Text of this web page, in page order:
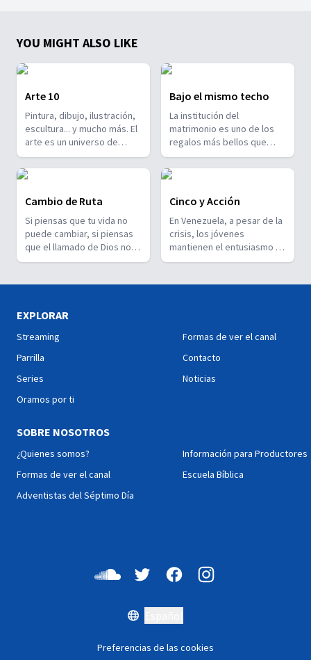
YOU MIGHT ALSO LIKE
Arte 10
Pintura, dibujo, ilustración,
escultura... y mucho más. El
arte es un universo de
expresión! Cualquiera que
sea tu favorita, aquí
encontrarás el espacio para
aprender más sobre ella.
Arte10.
Bajo el mismo techo
La institución del
matrimonio es uno de los
regalos más bellos que
Dios hizo para los seres
humanos... no obstante se
necesita desarrollar ciertas
habilidades para una sana
convivencia en pareja.
¿Cuáles son y cómo
podemos mejorarlas? En
esta serie recibirás
consejos y orientaciones
el mismo techo.
Cambio de Ruta
Si piensas que tu vida no
puede cambiar, si piensas
que el llamado de Dios no
puede llegar a ti, Cambio de
vida de 13 personas fue
aceptaron seguir el camino
Cada capítulo es un
testimonio que te hará
vida. Cambio de Ruta!
Cinco y Acción
En Venezuela, a pesar de la
crisis, los jóvenes
mantienen el entusiasmo y
la creatividad. Conoce en
audiovisuales realizadas a
cómo Dios permanece
firme al lado de sus hijos.
encuentro con sus
EXPLORAR
Streaming
Parrilla
Series
Oramos por ti
Formas de ver el canal
Contacto
Noticias
SOBRE NOSOTROS
¿Quienes somos?
Formas de ver el canal
Adventistas del Séptimo Día
Información para Productores
Escuela Bíblica
Preferencias de las cookies